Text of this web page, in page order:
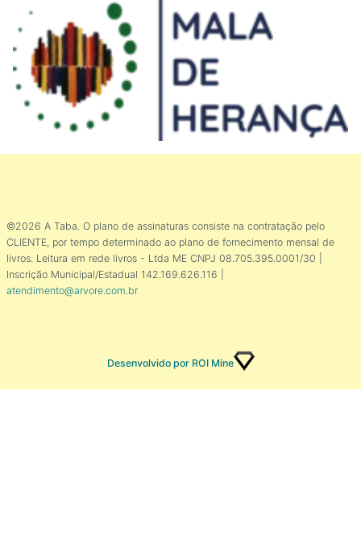
©2026 A Taba. O plano de assinaturas consiste na contratação pelo
CLIENTE, por tempo determinado ao plano de fornecimento mensal de
livros. Leitura em rede livros - Ltda ME CNPJ 08.705.395.0001/30 |
Inscrição Municipal/Estadual 142.169.626.116 |
atendimento@arvore.com.br
Desenvolvido por ROI Mine